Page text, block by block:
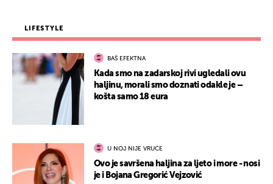
LIFESTYLE
BAŠ EFEKTNA
Kada smo na zadarskoj rivi ugledali ovu
haljinu, morali smo doznati odakle je –
košta samo 18 eura
U NOJ NIJE VRUĆE
Ovo je savršena haljina za ljeto i more - nosi
je i Bojana Gregorić Vejzović